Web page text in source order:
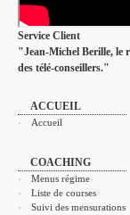
Service Client
"Jean-Michel Berille, le
des télé-conseillers."
ACCUEIL
Accueil
COACHING
Menus régime
Liste de courses
Suivi des mensurations